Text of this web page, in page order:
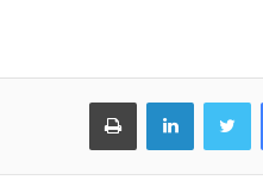
فيسبوك تويتر لينكدإن طباعة